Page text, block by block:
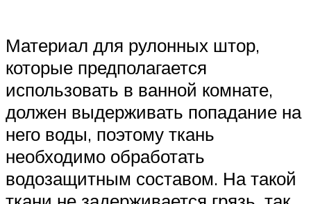
Материал для рулонных штор,
которые предполагается
использовать в ванной комнате,
должен выдерживать попадание на
него воды, поэтому ткань
необходимо обработать
водозащитным составом. На такой